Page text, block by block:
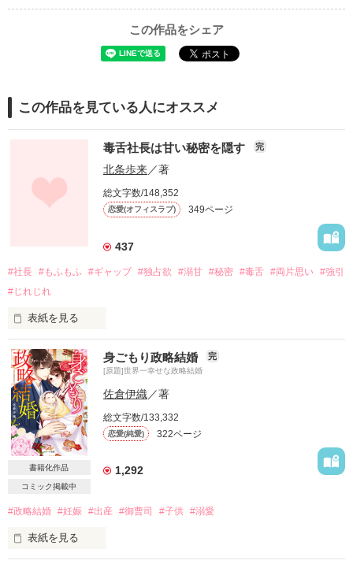
この作品をシェア
この作品を見ている人にオススメ
毒舌社長は甘い秘密を隠す 完
北条歩来／著
総文字数/148,352
恋愛(オフィスラブ) 349ページ
437
#社長 #もふもふ #ギャップ #独占欲 #溺甘 #秘密 #毒舌 #両片思い #強引
#じれじれ
表紙を見る
仕事に厳しく、毒舌な社長の
秘書になって２年
ある日、私は
社長の秘密を知ってしまいました
+.◆─∞─◇.+ﾟ*｡:ﾟ+◆─∞─◇.+
Fluffy ALPA株式会社　社長秘書
×
書籍化作品
コミック掲載中
身ごもり政略結婚 完
[原題]世界一幸せな政略結婚
佐倉伊織／著
総文字数/133,332
恋愛(純愛) 322ページ
1,292
#政略結婚 #妊娠 #出産 #御曹司 #子供 #溺愛
表紙を見る